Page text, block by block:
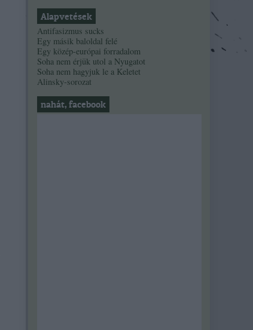
Alapvetések
Antifasizmus sucks
Egy másik baloldal felé
Egy közép-európai forradalom
Soha nem érjük utol a Nyugatot
Soha nem hagyjuk le a Keletet
Alinsky-sorozat
nahát, facebook